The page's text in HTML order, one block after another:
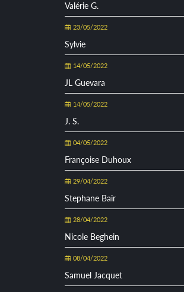
Valérie G.
23/05/2022
Sylvie
14/05/2022
JL Guevara
14/05/2022
J. S.
04/05/2022
Françoise Duhoux
29/04/2022
Stephane Bair
28/04/2022
Nicole Beghein
08/04/2022
Samuel Jacquet